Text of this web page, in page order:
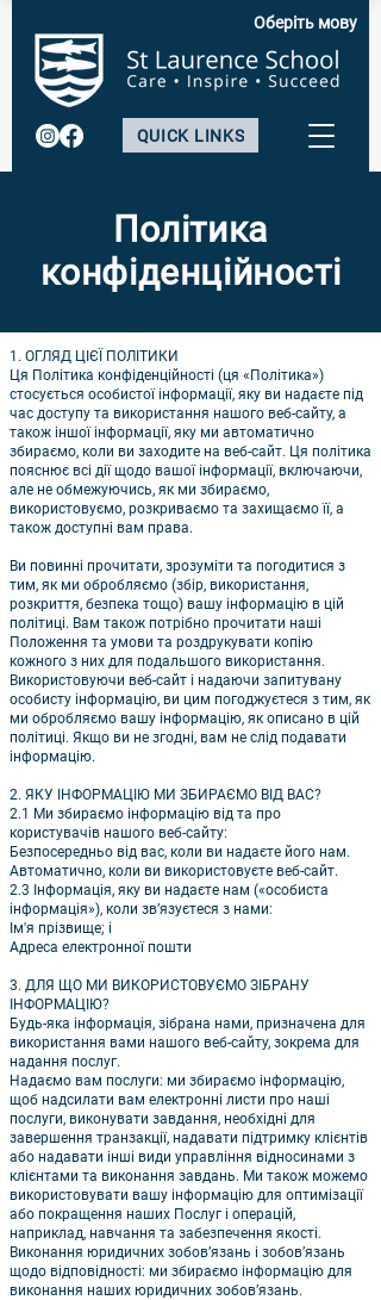
QUICK LINKS
Оберіть мову
Політика
конфіденційності
1. ОГЛЯД ЦІЄЇ ПОЛІТИКИ
Ця Політика конфіденційності (ця «Політика»)
стосується особистої інформації, яку ви надаєте під
час доступу та використання нашого веб-сайту, а
також іншої інформації, яку ми автоматично
збираємо, коли ви заходите на веб-сайт. Ця політика
пояснює всі дії щодо вашої інформації, включаючи,
але не обмежуючись, як ми збираємо,
використовуємо, розкриваємо та захищаємо її, а
також доступні вам права.
Ви повинні прочитати, зрозуміти та погодитися з
тим, як ми обробляємо (збір, використання,
розкриття, безпека тощо) вашу інформацію в цій
політиці. Вам також потрібно прочитати наші
Положення та умови та роздрукувати копію
кожного з них для подальшого використання.
Використовуючи веб-сайт і надаючи запитувану
особисту інформацію, ви цим погоджуєтеся з тим, як
ми обробляємо вашу інформацію, як описано в цій
політиці. Якщо ви не згодні, вам не слід подавати
інформацію.
2. ЯКУ ІНФОРМАЦІЮ МИ ЗБИРАЄМО ВІД ВАС?
2.1 Ми збираємо інформацію від та про
користувачів нашого веб-сайту:
Безпосередньо від вас, коли ви надаєте його нам.
Автоматично, коли ви використовуєте веб-сайт.
2.3 Інформація, яку ви надаєте нам («особиста
інформація»), коли зв’язуєтеся з нами:
Ім'я прізвище; і
Адреса електронної пошти
3. ДЛЯ ЩО МИ ВИКОРИСТОВУЄМО ЗІБРАНУ
ІНФОРМАЦІЮ?
Будь-яка інформація, зібрана нами, призначена для
використання вами нашого веб-сайту, зокрема для
надання послуг.
Надаємо вам послуги: ми збираємо інформацію,
щоб надсилати вам електронні листи про наші
послуги, виконувати завдання, необхідні для
завершення транзакції, надавати підтримку клієнтів
або надавати інші види управління відносинами з
клієнтами та виконання завдань. Ми також можемо
використовувати вашу інформацію для оптимізації
або покращення наших Послуг і операцій,
наприклад, навчання та забезпечення якості.
Виконання юридичних зобов’язань і зобов’язань
щодо відповідності: ми збираємо інформацію для
виконання наших юридичних зобов’язань.